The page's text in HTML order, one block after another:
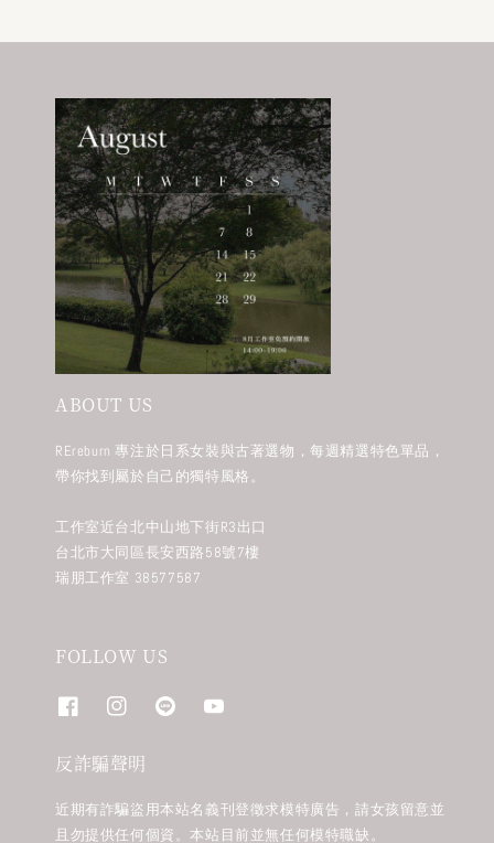
ABOUT US
REreburn 專注於日系女裝與古著選物，每週精選特色單品，
帶你找到屬於自己的獨特風格。
工作室近台北中山地下街R3出口
台北市大同區長安西路58號7樓
瑞朋工作室 38577587
FOLLOW US
反詐騙聲明
近期有詐騙盜用本站名義刊登徵求模特廣告，請女孩留意並
且勿提供任何個資。本站目前並無任何模特職缺。